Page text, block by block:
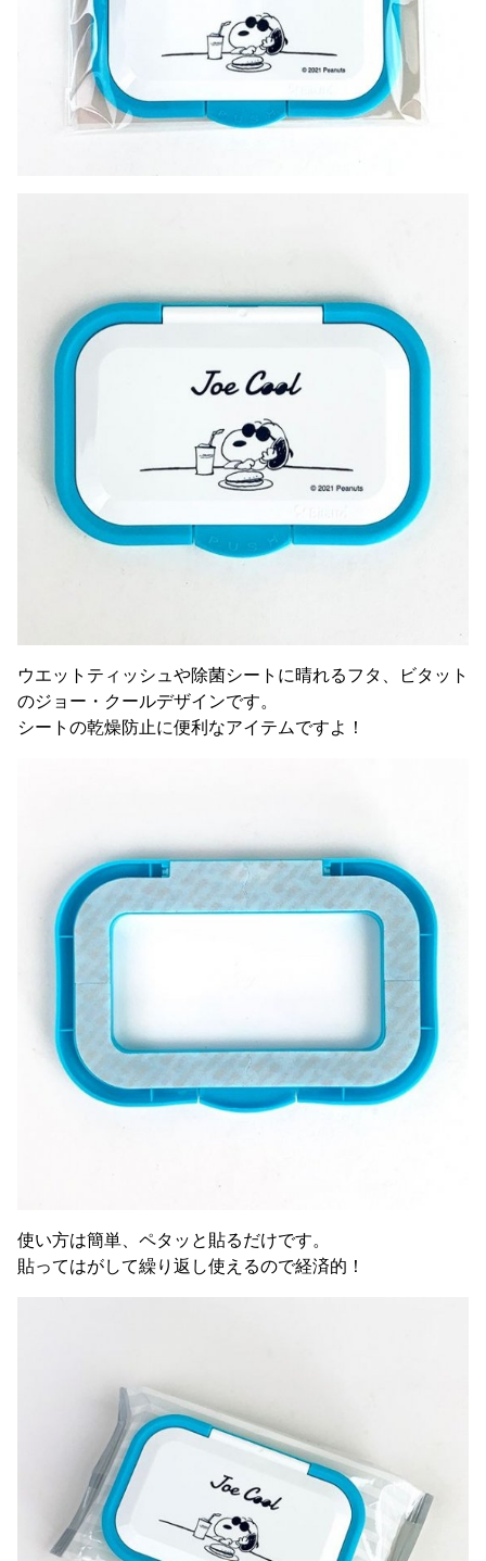
ウエットティッシュや除菌シートに晴れるフタ、ビタット
のジョー・クールデザインです。
シートの乾燥防止に便利なアイテムですよ！
使い方は簡単、ペタッと貼るだけです。
貼ってはがして繰り返し使えるので経済的！